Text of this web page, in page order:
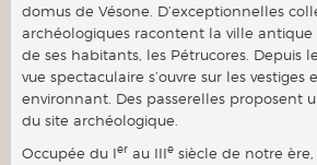
domus de Vésone. D’exceptionnelles
archéologiques racontent la ville antique
de ses habitants, les Pétrucores. Depuis
vue spectaculaire s’ouvre sur les vestiges
environnant. Des passerelles proposent
du site archéologique.
Occupée du Ier au IIIe siècle de notre